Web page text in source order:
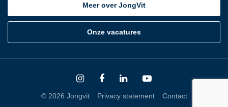
Meer over JongVit
Onze vacatures
© 2026 Jongvit Privacy statement Contact